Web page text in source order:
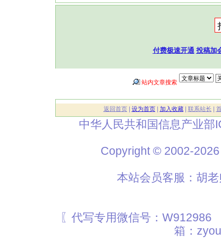
付费极速开通 投稿加
站内文章搜索
返回首页| 设为首页| 加入收藏| 联系站长
中华人民共和国信息产业部
Copyright © 2002-
本站会员客服：胡
〖代写专用微信号：
箱：